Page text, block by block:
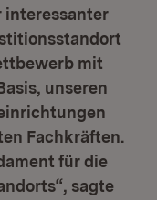
interessanter
mit
unseren
Fachkräften.
für die
sagte